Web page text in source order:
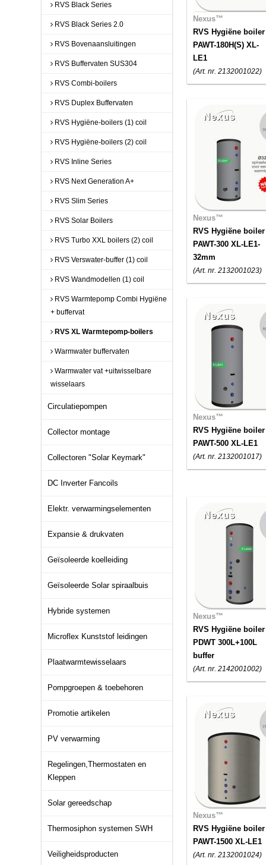
RVS Black Series
RVS Black Series 2.0
RVS Bovenaansluitingen
RVS Buffervaten SUS304
RVS Combi-boilers
RVS Duplex Buffervaten
RVS Hygiëne-boilers (1) coil
RVS Hygiëne-boilers (2) coil
RVS Inline Series
RVS Next Generation A+
RVS Slim Series
RVS Solar Boilers
RVS Turbo XXL boilers (2) coil
RVS Verswater-buffer (1) coil
RVS Wandmodellen (1) coil
RVS Warmtepomp Combi Hygiëne
+ buffervat
RVS XL Warmtepomp-boilers
Warmwater buffervaten
Warmwater vat +uitwisselbare
wisselaars
Circulatiepompen
Collector montage
Collectoren "Solar Keymark"
DC Inverter Fancoils
Elektr. verwarmingselementen
Expansie & drukvaten
Geïsoleerde koelleiding
Geïsoleerde Solar spiraalbuis
Hybride systemen
Microflex Kunststof leidingen
Plaatwarmtewisselaars
Pompgroepen & toebehoren
Promotie artikelen
PV verwarming
Regelingen,Thermostaten en
Kleppen
Solar gereedschap
Thermosiphon systemen SWH
Veiligheidsproducten
Nexus™
RVS Hygiëne boiler
PAWT-180H(S) XL-
LE1
(Art. nr. 2132001022)
Nexus™
RVS Hygiëne boiler
PAWT-300 XL-LE1-
32mm
(Art. nr. 2132001023)
Nexus™
RVS Hygiëne boiler
PAWT-500 XL-LE1
(Art. nr. 2132001017)
Nexus™
RVS Hygiëne boiler
PDWT 300L+100L
buffer
(Art. nr. 2142001002)
Nexus™
RVS Hygiëne boiler
PAWT-1500 XL-LE1
(Art. nr. 2132001024)